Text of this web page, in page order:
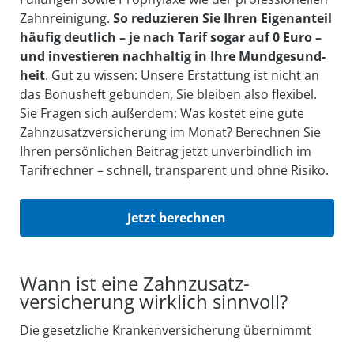
Zahn­reinigung. So reduzieren Sie Ihren Eigen­anteil
häufig deutlich – je nach Tarif sogar auf 0 Euro –
und investieren nach­haltig in Ihre Mund­gesund­
heit. Gut zu wissen: Unsere Erstattung ist nicht an
das Bonus­heft gebunden, Sie bleiben also flexibel.
Sie Fragen sich außer­dem: Was kostet eine gute
Zahn­zusatz­ver­sicherung im Monat? Berechnen Sie
Ihren persönlichen Beitrag jetzt un­verbindlich im
Tarifrechner – schnell, transparent und ohne Risiko.
Jetzt berechnen
Wann ist eine Zahnzusatz­
versicherung wirklich sinnvoll?
Die ge­setzliche Kranken­ver­sicherung über­nimmt